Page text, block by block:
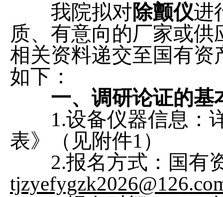
我院拟对除颤仪进
质、有意向的厂家或
相关资料递交至国有
如下：
一、调研论证的基
1.设备仪器信息：详
表》（见附件1）
2.报名方式：国有